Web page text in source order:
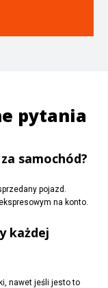
pytania
samochód?
pojazd.
na konto.
każdej
nawet jeśli jesto to